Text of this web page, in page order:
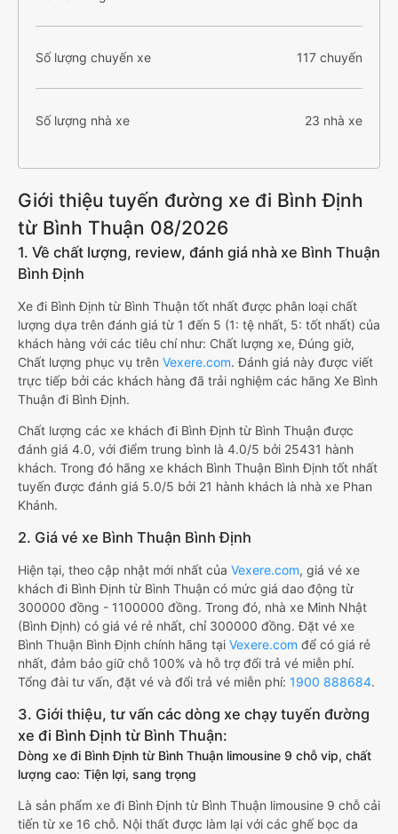
Số lượng chuyến xe 117 chuyến
Số lượng nhà xe 23 nhà xe
Giới thiệu tuyến đường xe đi Bình Định
từ Bình Thuận 08/2026
1. Về chất lượng, review, đánh giá nhà xe Bình Thuận
Bình Định
Xe đi Bình Định từ Bình Thuận tốt nhất được phân loại chất
lượng dựa trên đánh giá từ 1 đến 5 (1: tệ nhất, 5: tốt nhất) của
khách hàng với các tiêu chí như: Chất lượng xe, Đúng giờ,
Chất lượng phục vụ trên Vexere.com. Đánh giá này được viết
trực tiếp bởi các khách hàng đã trải nghiệm các hãng Xe Bình
Thuận đi Bình Định.
Chất lượng các xe khách đi Bình Định từ Bình Thuận được
đánh giá 4.0, với điểm trung bình là 4.0/5 bởi 25431 hành
khách. Trong đó hãng xe khách Bình Thuận Bình Định tốt nhất
tuyến được đánh giá 5.0/5 bởi 21 hành khách là nhà xe Phan
Khánh.
2. Giá vé xe Bình Thuận Bình Định
Hiện tại, theo cập nhật mới nhất của Vexere.com, giá vé xe
khách đi Bình Định từ Bình Thuận có mức giá dao động từ
300000 đồng - 1100000 đồng. Trong đó, nhà xe Minh Nhật
(Bình Định) có giá vé rẻ nhất, chỉ 300000 đồng. Đặt vé xe
Bình Thuận Bình Định chính hãng tại Vexere.com để có giá rẻ
nhất, đảm bảo giữ chỗ 100% và hỗ trợ đổi trả vé miễn phí.
Tổng đài tư vấn, đặt vé và đổi trả vé miễn phí: 1900 888684.
3. Giới thiệu, tư vấn các dòng xe chạy tuyến đường
xe đi Bình Định từ Bình Thuận:
Dòng xe đi Bình Định từ Bình Thuận limousine 9 chỗ vip, chất
lượng cao: Tiện lợi, sang trọng
Là sản phẩm xe đi Bình Định từ Bình Thuận limousine 9 chỗ cải
tiến từ xe 16 chỗ. Nội thất được làm lại với các ghế bọc da